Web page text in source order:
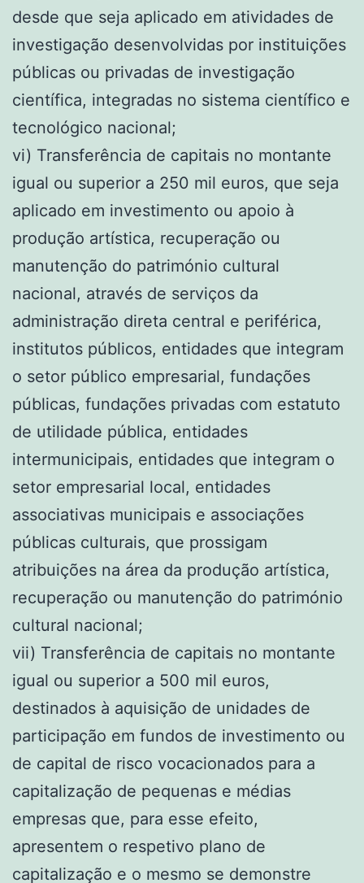
desde que seja aplicado em atividades de
investigação desenvolvidas por instituições
públicas ou privadas de investigação
científica, integradas no sistema científico e
tecnológico nacional;
vi) Transferência de capitais no montante
igual ou superior a 250 mil euros, que seja
aplicado em investimento ou apoio à
produção artística, recuperação ou
manutenção do património cultural
nacional, através de serviços da
administração direta central e periférica,
institutos públicos, entidades que integram
o setor público empresarial, fundações
públicas, fundações privadas com estatuto
de utilidade pública, entidades
intermunicipais, entidades que integram o
setor empresarial local, entidades
associativas municipais e associações
públicas culturais, que prossigam
atribuições na área da produção artística,
recuperação ou manutenção do património
cultural nacional;
vii) Transferência de capitais no montante
igual ou superior a 500 mil euros,
destinados à aquisição de unidades de
participação em fundos de investimento ou
de capital de risco vocacionados para a
capitalização de pequenas e médias
empresas que, para esse efeito,
apresentem o respetivo plano de
capitalização e o mesmo se demonstre